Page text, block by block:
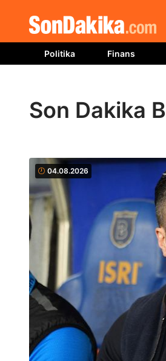
Politika Finans
Son Dakika
04.08.2026